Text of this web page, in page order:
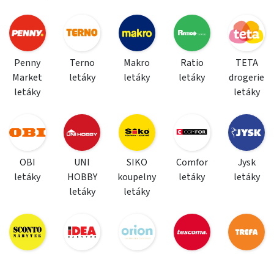
Penny
Market
letáky
Terno
letáky
Makro
letáky
Ratio
letáky
TETA
drogerie
letáky
OBI
letáky
UNI
HOBBY
letáky
SIKO
koupelny
letáky
Comfor
letáky
Jysk
letáky